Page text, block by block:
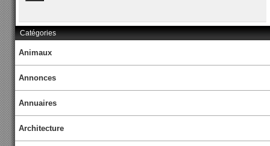
Catégories
Animaux
Annonces
Annuaires
Architecture